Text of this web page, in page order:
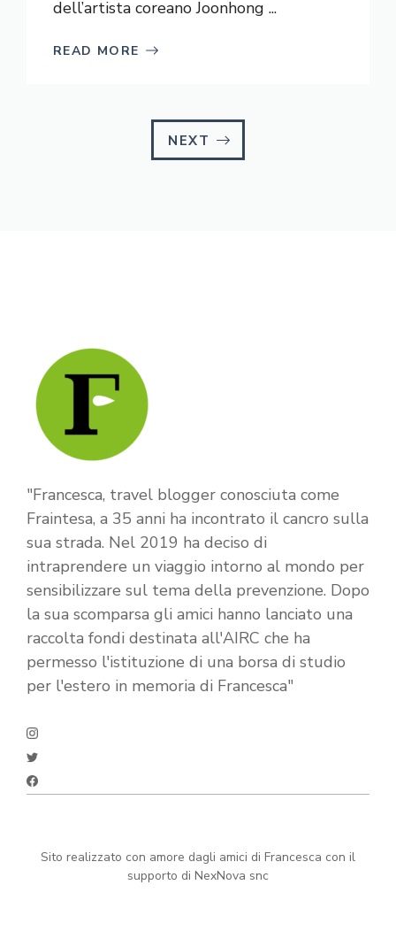
dell’artista coreano Joonhong ...
READ MORE
NEXT
"Francesca, travel blogger conosciuta come
Fraintesa, a 35 anni ha incontrato il cancro sulla
sua strada. Nel 2019 ha deciso di
intraprendere un viaggio intorno al mondo per
sensibilizzare sul tema della prevenzione. Dopo
la sua scomparsa gli amici hanno lanciato una
raccolta fondi destinata all'AIRC che ha
permesso l'istituzione di una borsa di studio
per l'estero in memoria di Francesca"
Sito realizzato con amore dagli amici di Francesca con il
supporto di NexNova snc